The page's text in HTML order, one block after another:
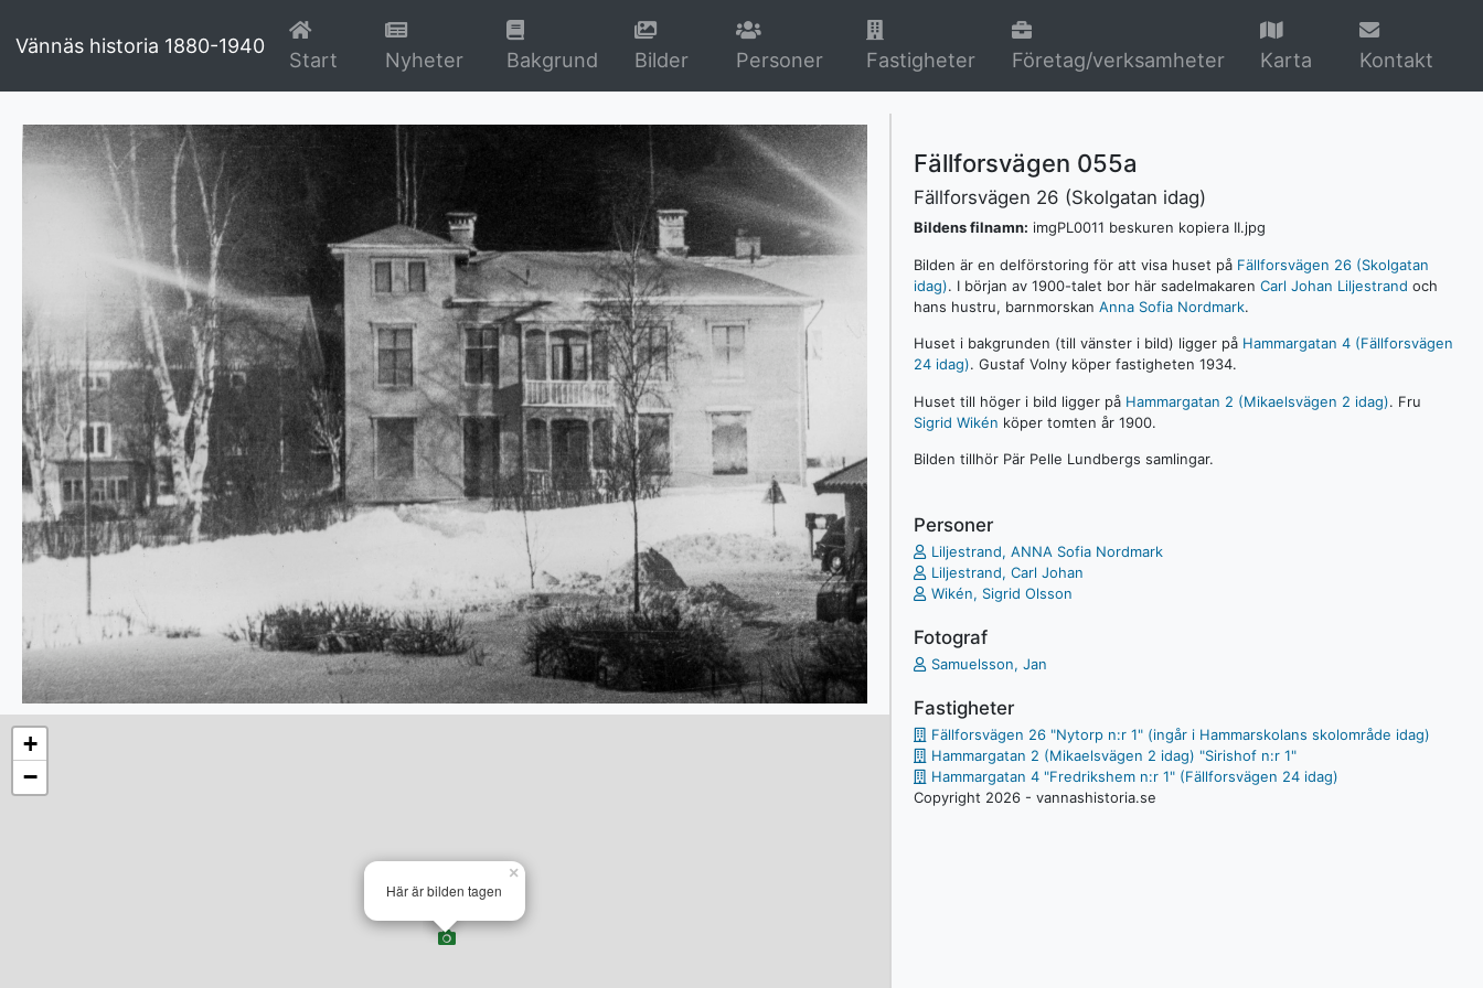
Vännäs historia 1880-1940
Start(current)Nyheter(current)Bakgrund(current)
Bilder(current)Personer Fastigheter Företag/verksamheter Karta Kontakt
Här är bilden tagen
×
+
−
Fällforsvägen 055a
Fällforsvägen 26 (Skolgatan idag)
Bildens filnamn: imgPL0011 beskuren kopiera II.jpg
Bilden är en delförstoring för att visa huset på Fällforsvägen 26 (Skolgatan
idag). I början av 1900-talet bor här sadelmakarenCarl Johan Liljestrand och
hans hustru, barnmorskanAnna Sofia Nordmark.
Huset i bakgrunden (till vänster i bild) ligger på Hammargatan 4 (Fällforsvägen
24 idag). Gustaf Volny köper fastigheten 1934.
Huset till höger i bild ligger på Hammargatan 2 (Mikaelsvägen 2 idag). Fru
Sigrid Wikén köper tomten år 1900.
Bilden tillhör Pär Pelle Lundbergs samlingar.
Personer
Liljestrand, ANNA Sofia Nordmark
Liljestrand, Carl Johan
Wikén, Sigrid Olsson
Fotograf
Samuelsson, Jan
Fastigheter
Fällforsvägen 26 "Nytorp n:r 1" (ingår i Hammarskolans skolområde idag)
Hammargatan 2 (Mikaelsvägen 2 idag) "Sirishof n:r 1"
Hammargatan 4 "Fredrikshem n:r 1" (Fällforsvägen 24 idag)
Copyright 2026 - vannashistoria.se